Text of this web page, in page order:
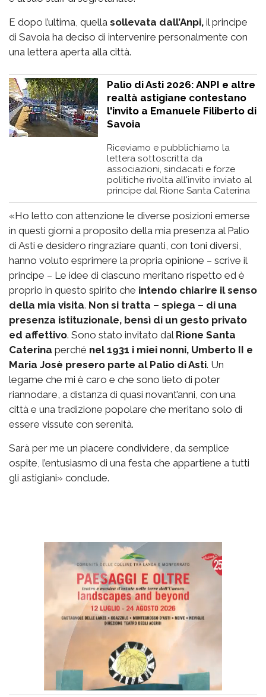
E dopo l’ultima, quella sollevata dall’Anpi, il principe
di Savoia ha deciso di intervenire personalmente con
una lettera aperta alla città.
Palio di Asti 2026: ANPI e altre
realtà astigiane contestano
l'invito a Emanuele Filiberto di
Savoia
Riceviamo e pubblichiamo la
lettera sottoscritta da
associazioni, sindacati e forze
politiche rivolta all'invito inviato al
principe dal Rione Santa Caterina
«Ho letto con attenzione le diverse posizioni emerse
in questi giorni a proposito della mia presenza al Palio
di Asti e desidero ringraziare quanti, con toni diversi,
hanno voluto esprimere la propria opinione – scrive il
principe – Le idee di ciascuno meritano rispetto ed è
proprio in questo spirito che intendo chiarire il senso
della mia visita. Non si tratta – spiega – di una
presenza istituzionale, bensì di un gesto privato
ed affettivo. Sono stato invitato dal Rione Santa
Caterina perché nel 1931 i miei nonni, Umberto II e
Maria Josè presero parte al Palio di Asti. Un
legame che mi è caro e che sono lieto di poter
riannodare, a distanza di quasi novant’anni, con una
città e una tradizione popolare che meritano solo di
essere vissute con serenità.
Sarà per me un piacere condividere, da semplice
ospite, l’entusiasmo di una festa che appartiene a tutti
gli astigiani» conclude.